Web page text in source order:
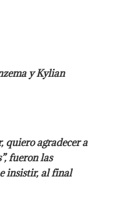
y Kylian
quiero agradecer a
fueron las
insistir, al final